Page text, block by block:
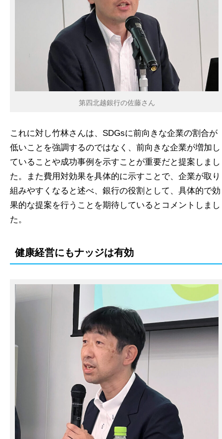
第四北越銀行の佐藤さん
これに対し竹林さんは、SDGsに前向きな企業の割合が
低いことを強調するのではなく、前向きな企業が増加し
ていることや成功事例を示すことが重要だと提案しまし
た。また費用対効果を具体的に示すことで、企業が取り
組みやすくなると述べ、銀行の役割として、具体的で効
果的な提案を行うことを期待しているとコメントしまし
た。
健康経営にもナッジは有効